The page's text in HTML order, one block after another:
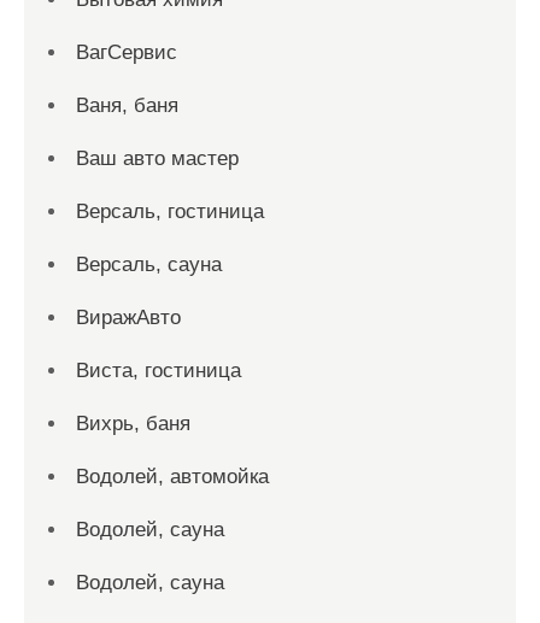
ВагСервис
Ваня, баня
Ваш авто мастер
Версаль, гостиница
Версаль, сауна
ВиражАвто
Виста, гостиница
Вихрь, баня
Водолей, автомойка
Водолей, сауна
Водолей, сауна